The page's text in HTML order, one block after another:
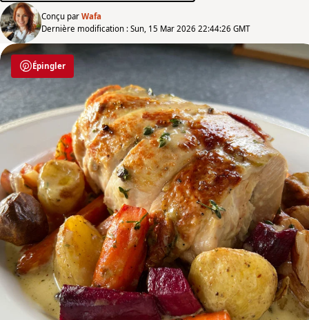
Conçu par Wafa
Dernière modification : Sun, 15 Mar 2026 22:44:26 GMT
Épingler